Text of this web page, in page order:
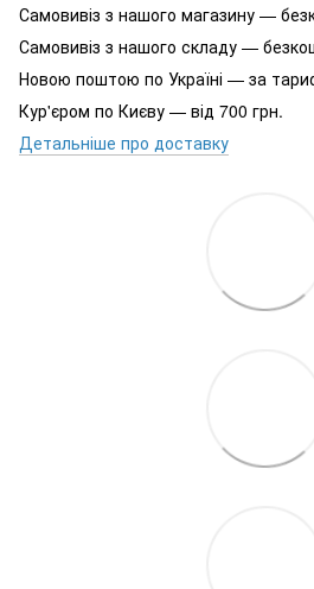
Самовивіз з нашого магазину —
Самовивіз з нашого складу —
Новою поштою по Україні — за
Кур'єром по Києву — від 700 грн.
Детальніше про доставку